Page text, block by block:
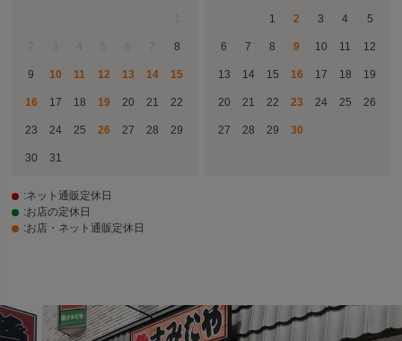
8
9 10 11 12 13 14 15
16 17 18 19 20 21 22
23 24 25 26 27 28 29
30 31
1 2 3 4 5
6 7 8 9 10 11 12
13 14 15 16 17 18 19
20 21 22 23 24 25 26
27 28 29 30
:ネット通販定休日
:お店の定休日
:お店・ネット通販定休日